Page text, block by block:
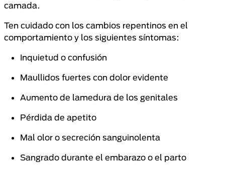
camada.
Ten cuidado con los cambios repentinos en el
comportamiento y los siguientes síntomas:
Inquietud o confusión
Maullidos fuertes con dolor evidente
Aumento de lamedura de los genitales
Pérdida de apetito
Mal olor o secreción sanguinolenta
Sangrado durante el embarazo o el parto